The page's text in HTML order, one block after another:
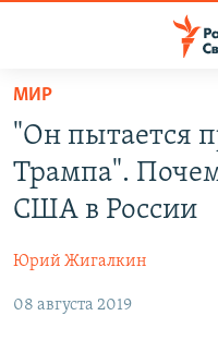
упрощенного
доступа
Вернуться
основному
Вернутся
ПРОГРАММЫ
ПОДКАСТЫ
АВТОРСКИЕ ПРОЕКТЫ
МНЕНИЯ
КУЛЬТУРА
МИР
"Он пытается
Трампа".
США в России
Юрий Жигалкин
08 августа 2019